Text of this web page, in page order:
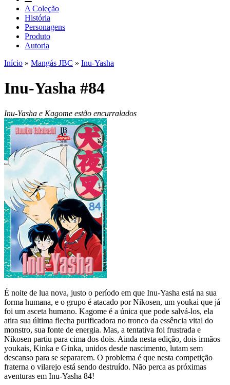
A Coleção
História
Personagens
Produto
Autoria
Início » Mangás JBC » Inu-Yasha
Inu-Yasha #84
Inu-Yasha e Kagome estão encurralados
É noite de lua nova, justo o período em que Inu-Yasha está na sua
forma humana, e o grupo é atacado por Nikosen, um youkai que já
foi um asceta humano. Kagome é a única que pode salvá-los, ela
atira sua última flecha purificadora no tronco da essência vital do
monstro, sua fonte de energia. Mas, a tentativa foi frustrada e
Nikosen partiu para cima dos dois. Ainda nesta edição, dois irmãos
youkais, Kinka e Ginka, unidos desde nascimento, lutam sem
descanso para se separarem. O problema é que nesta competição
fraterna o vilarejo está sendo destruído. Não perca as próximas
aventuras em Inu-Yasha 84!